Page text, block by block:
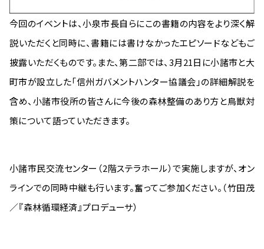
今回のイベントは、小泉市長自らにこの書籍の内容をより深く解
説いただくと同時に、書籍には書けなかったエピソードなどもご
披露いただくものです。また、第二部では、3月21日に小諸市と大
町市が設立した「信州ガバメントハンター協議会」の詳細解説を
含め、小諸市役所の皆さんに今後の森林整備のあり方と鳥獣対
策について語っていただきます。
小諸市民交流センター（2階ステラホール）で実施しますが、オン
ラインでの同時中継も行います。奮ってご参加ください。（竹田茂
／『森林循環経済』プロデューサ）